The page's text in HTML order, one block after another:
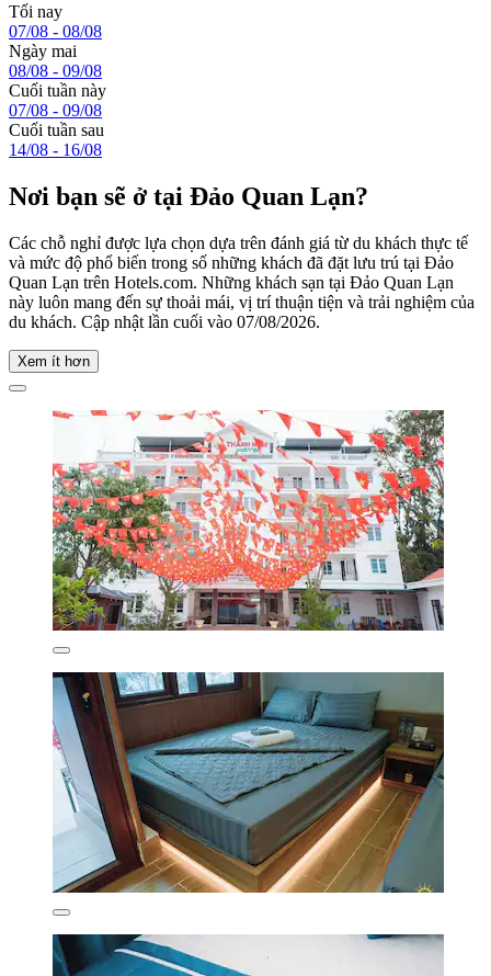
Tối nay
07/08 - 08/08
Ngày mai
08/08 - 09/08
Cuối tuần này
07/08 - 09/08
Cuối tuần sau
14/08 - 16/08
Nơi bạn sẽ ở tại Đảo Quan Lạn?
Các chỗ nghỉ được lựa chọn dựa trên đánh giá từ du khách thực tế
và mức độ phổ biến trong số những khách đã đặt lưu trú tại Đảo
Quan Lạn trên Hotels.com. Những khách sạn tại Đảo Quan Lạn
này luôn mang đến sự thoải mái, vị trí thuận tiện và trải nghiệm của
du khách. Cập nhật lần cuối vào 07/08/2026.
Xem ít hơn